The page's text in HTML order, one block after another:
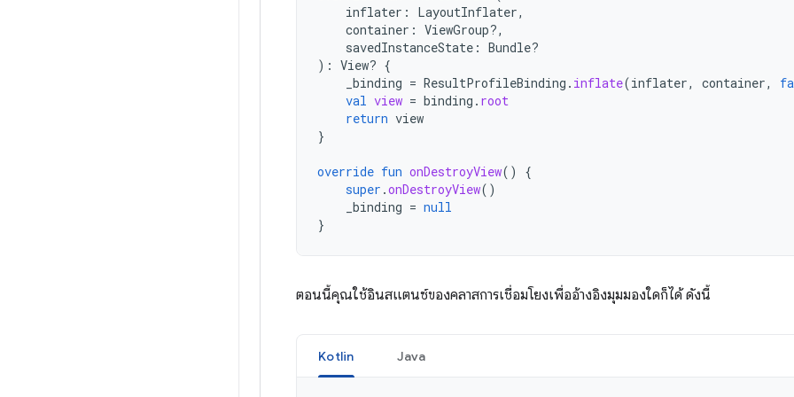
inflater : LayoutInflater,
container : ViewGroup?,
savedInstanceState : Bundle?
): View? {
_binding = ResultProfileBinding . inflate(inflater, container,
val view = binding . root
return view
}
override fun onDestroyView()
{
super .onDestroyView()
_binding = null
}
ตอนนี้คุณใช้อินสแตนซ์ของคลาสการเชื่อมโยงเพื่ออ้างอิงมุมมองใดก็ได้ ดังนี้
Kotlin Java